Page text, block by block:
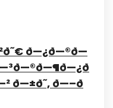
ð—¿ð—®ð—
ð—±ð˜‚ ð—–ð